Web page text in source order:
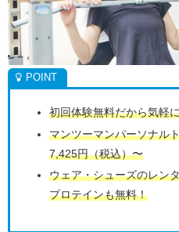
初回体験無料だから気軽
マンツーマンパーソナル
7,425円（税込）〜
ウェア・シューズのレン
プロテインも無料！